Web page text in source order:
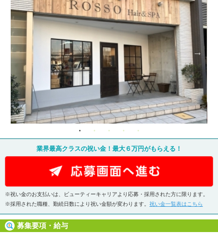
業界最高クラスの祝い金！最大６万円がもらえる！
※祝い金のお支払いは、ビューティーキャリアより応募・採用された方に限ります。
※採用された職種、勤続日数により祝い金額が変わります。 祝い金一覧表はこちら
募集要項・給与